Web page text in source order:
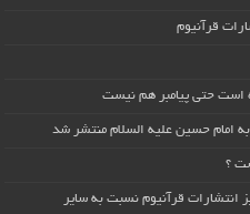
قرآنیوم
است حتی پیامبر هم نیست
امام حسین علیه السلام منتشر شد
؟
انتشارات قرآنیوم نسبت به سایر